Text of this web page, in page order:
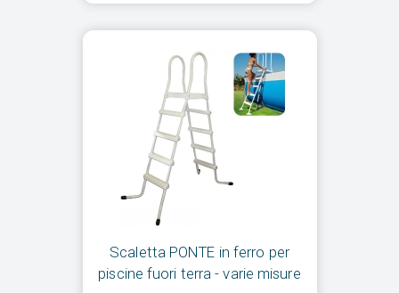
Scaletta PONTE in ferro per
piscine fuori terra - varie misure